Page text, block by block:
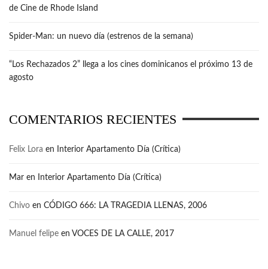
de Cine de Rhode Island
Spider-Man: un nuevo día (estrenos de la semana)
“Los Rechazados 2” llega a los cines dominicanos el próximo 13 de
agosto
COMENTARIOS RECIENTES
Felix Lora en Interior Apartamento Día (Crítica)
Mar en Interior Apartamento Día (Crítica)
Chivo en CÓDIGO 666: LA TRAGEDIA LLENAS, 2006
Manuel felipe en VOCES DE LA CALLE, 2017